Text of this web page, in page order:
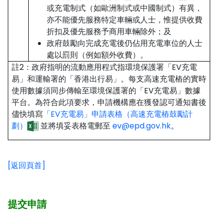
或充電制式（如歐洲制式或中國制式）有異，
亦不能優先服務特定車輛或人士，惟提供收費
折扣及優先服務予商用車輛除外；及
政府鼓勵向完成充電後仍佔用充電車位的人士
處以罰則（例如額外收費）。
註2：政府指明的流動應用程式指環境保護署「EV充電
易」和運輸署的「香港出行易」。每支高速充電樁的實時
使用數據須同步傳輸至環境保護署的「EV充電易」數據
平台。為符合此項要求，申請機構應在獲發認可通知書後
儘快填寫 「EV充電易」申請表格（高速充電樁鼓勵計
劃）
並將填妥表格電郵至ev@epd.gov.hk。
[返回頁首]
提交申請